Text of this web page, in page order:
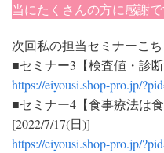
当にたくさんの方に感謝で
次回私の担当セミナーこち
■セミナー3【検査値・診
https://eiyousi.shop-pro.jp/
■セミナー4【食事療法は
[2022/7/17(日)]
https://eiyousi.shop-pro.jp/